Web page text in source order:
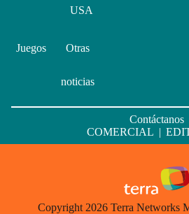
USA
Juegos Otras
noticias
Contáctanos
COMERCIAL |
Copyright 2026 Terra Networks